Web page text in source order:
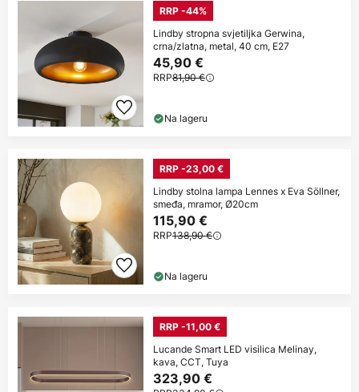
RRP -44%
Lindby stropna svjetiljka Gerwina,
crna/zlatna, metal, 40 cm, E27
45,90 €
RRP81,90 €
Na lageru
RRP -23,00 €
Lindby stolna lampa Lennes x Eva Söllner,
smeđa, mramor, Ø20cm
115,90 €
RRP138,90 €
Na lageru
RRP -11,00 €
Lucande Smart LED visilica Melinay,
kava, CCT, Tuya
323,90 €